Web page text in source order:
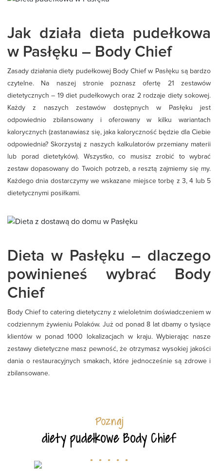
Jak działa dieta pudełkowa
w Pasłęku – Body Chief
Zasady działania diety pudełkowej Body Chief w Pasłęku są bardzo
czytelne. Na naszej stronie poznasz ofertę 21 zestawów
dietetycznych – 19 diet pudełkowych oraz 2 rodzaje diety sokowej.
Każdy z naszych zestawów dostępnych w Pasłęku jest
odpowiednio zbilansowany i oferowany w kilku wariantach
kalorycznych (zastanawiasz się, jaka kaloryczność będzie dla Ciebie
odpowiednia? Skorzystaj z naszych kalkulatorów przemiany materii
lub porad dietetyków). Wszystko, co musisz zrobić to wybrać
zestaw dopasowany do Twoich potrzeb, a resztą zajmiemy się my.
Każdego dnia dostarczymy we wskazane miejsce torbę z 3, 4 lub 5
dietetycznymi posiłkami.
Dieta w Pasłęku – dlaczego
powinieneś wybrać Body
Chief
Body Chief to catering dietetyczny z wieloletnim doświadczeniem w
codziennym żywieniu Polaków. Już od ponad 8 lat dbamy o tysiące
klientów w ponad 1000 lokalizacjach w kraju. Wybierając nasze
zestawy dietetyczne masz pewność, że otrzymasz wysokiej jakości
dania o restauracyjnych smakach, które jednocześnie są zdrowe i
zbilansowane.
Poznaj
diety pudełkowe Body Chief
. . . . .